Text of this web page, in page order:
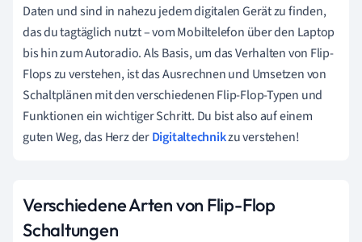
Daten und sind in nahezu jedem digitalen Gerät zu finden,
das du tagtäglich nutzt – vom Mobiltelefon über den Laptop
bis hin zum Autoradio. Als Basis, um das Verhalten von Flip-
Flops zu verstehen, ist das Ausrechnen und Umsetzen von
Schaltplänen mit den verschiedenen Flip-Flop-Typen und
Funktionen ein wichtiger Schritt. Du bist also auf einem
guten Weg, das Herz derDigitaltechnikzu verstehen!
Verschiedene Arten von Flip-Flop
Schaltungen